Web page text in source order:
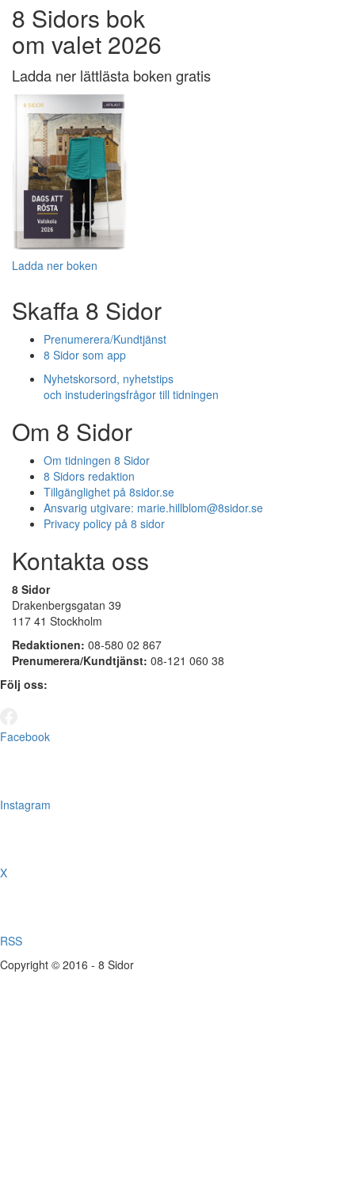
8 Sidors bok
om valet 2026
Ladda ner lättlästa boken gratis
Ladda ner boken
Skaffa 8 Sidor
Prenumerera/Kundtjänst
8 Sidor som app
Nyhetskorsord, nyhetstips
och instuderingsfrågor till tidningen
Om 8 Sidor
Om tidningen 8 Sidor
8 Sidors redaktion
Tillgänglighet på 8sidor.se
Ansvarig utgivare: marie.hillblom@8sidor.se
Privacy policy på 8 sidor
Kontakta oss
8 Sidor
Drakenbergsgatan 39
117 41 Stockholm
Redaktionen: 08-580 02 867
Prenumerera/Kundtjänst: 08-121 060 38
Följ oss:
Facebook
Instagram
X
RSS
Copyright © 2016 - 8 Sidor